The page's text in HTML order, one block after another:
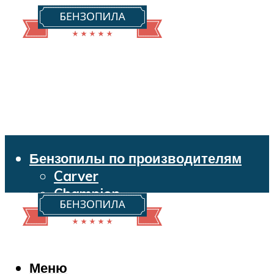
Бензопилы по производителям
Carver
Champion
Echo
Husqvarna
Makita
Меню